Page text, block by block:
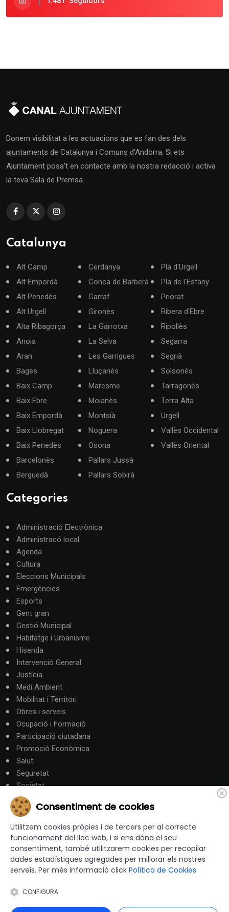
Donem visibilitat a les actuacions que es fan des dels
ajuntaments de Catalunya i Comuns d'Andorra. Si ets
Ajuntament posa't en contacte amb la nostra redacció i activa
la teva Sala de Premsa.
Catalunya
Alt Camp
Alt Empordà
Alt Penedès
Alt Urgell
Alta Ribagorça
Anoia
Aran
Bages
Baix Camp
Baix Ebre
Baix Empordà
Baix Llobregat
Baix Penedès
Barcelonès
Berguedà
Cerdanya
Conca de Barberà
Garraf
Gironès
La Garrotxa
La Selva
Les Garrigues
Lluçanès
Maresme
Moianès
Montsià
Noguera
Osona
Pallars Jussà
Pallars Sobirà
Pla d'Urgell
Pla de l'Estany
Priorat
Ribera d'Ebre
Ripollès
Segarra
Segrià
Solsonès
Tarragonès
Terra Alta
Urgell
Vallès Occidental
Vallès Oriental
Categories
Administració Electrònica
Administracó local
Agenda
Cultura
Eleccions Municipals
Emergències
Esports
Gent gran
Gestió Municipal
Habitatge i Urbanisme
Hisenda
Intervenció General
Justícia
Medi Ambient
Mobilitat i Territori
Obres i serveis
Ocupació i Formació
Participació ciutadana
Promoció Econòmica
Salut
Seguretat
Societat
Turisme
Altres Canals
canalandorra.ad
© 2012-2026 Ajuntaments de Catalunya - Tots els drets
Consentiment de cookies
Utilitzem cookies pròpies i de tercers per al correcte
funcionament del lloc web, i si ens dóna el seu
consentiment, també utilitzarem cookies per recopilar
dades estadístiques agregades per millorar els nostres
serveis. Per més informació click Política de Cookies
CONFIGURA